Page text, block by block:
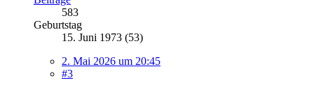
583
Geburtstag
15. Juni 1973 (53)
2. Mai 2026 um 20:45
#3